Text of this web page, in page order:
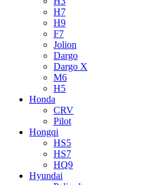
H7
H9
F7
Jolion
Dargo
Dargo X
M6
H5
Honda
CRV
Pilot
Hongqi
HS5
HS7
HQ9
Hyundai